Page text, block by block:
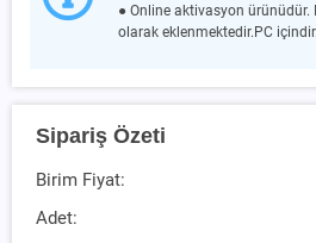
● Online aktivasyon ürünüdür.
olarak eklenmektedir.PC içindir.
Sipariş Özeti
Birim Fiyat:
Adet: